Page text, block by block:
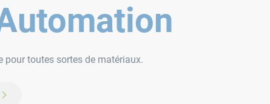
pour toutes sortes de matériaux.